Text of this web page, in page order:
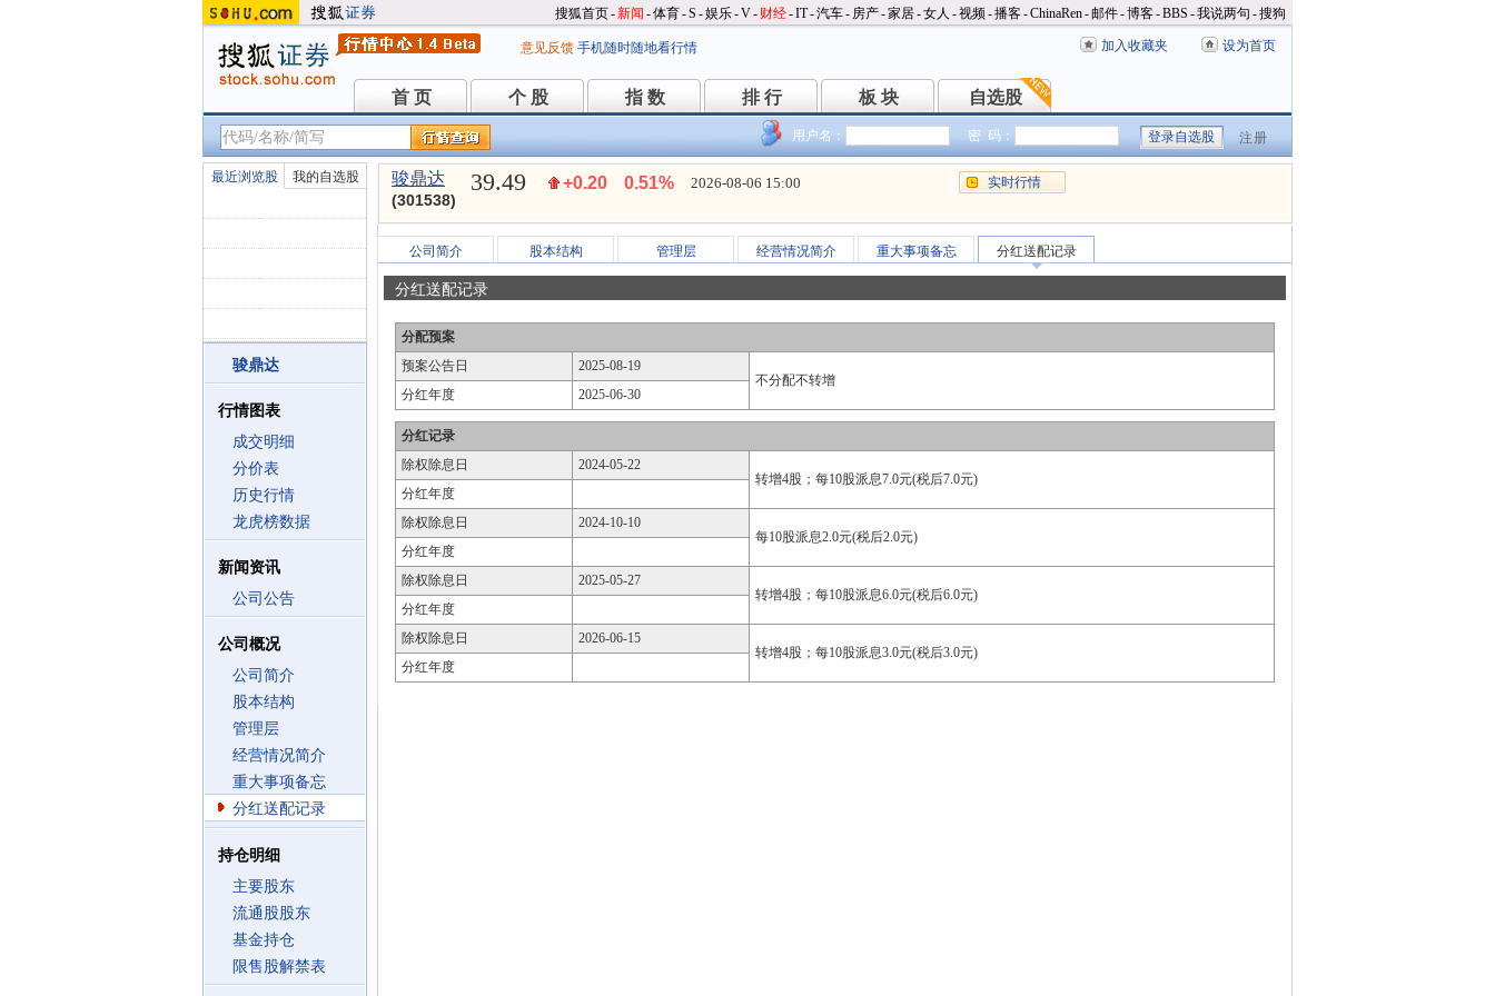
搜狐首页-新闻 -体育-S -娱乐-V- 财经-IT-汽车- 房产-家居-女人 -视频-播客-ChinaRen-邮件-博客-BBS -我说两句 -搜狗
意见反馈 手机随时随地看行情 加入收藏夹 设为首页
首 页
首 页 个 股
个 股 指 数
指 数 排 行
排 行 板 块
板 块 自选股
自选股
用户名： 密 码： 注册
最近浏览股 我的自选股
骏鼎达
行情图表
成交明细
分价表
历史行情
龙虎榜数据
新闻资讯
公司公告
公司概况
公司简介
股本结构
管理层
经营情况简介
重大事项备忘
分红送配记录
持仓明细
主要股东
流通股股东
基金持仓
限售股解禁表
骏鼎达
(301538)
39.49 +0.20 0.51% 2026-08-06 15:00 实时行情
公司简介 股本结构 管理层 经营情况简介 重大事项备忘 分红送配记录
分红送配记录
分配预案
预案公告日
2025-08-19
不分配不转增
分红年度
2025-06-30
分红记录
除权除息日
2024-05-22
转增4股；每10股派息7.0元(税后7.0元)
分红年度
除权除息日
2024-10-10
每10股派息2.0元(税后2.0元)
分红年度
除权除息日
2025-05-27
转增4股；每10股派息6.0元(税后6.0元)
分红年度
除权除息日
2026-06-15
转增4股；每10股派息3.0元(税后3.0元)
分红年度